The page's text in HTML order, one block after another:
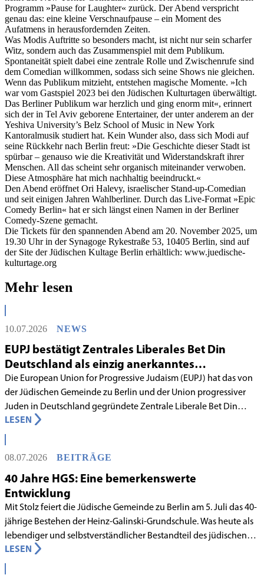
Programm »Pause for Laughter« zurück. Der Abend verspricht
genau das: eine kleine Verschnaufpause – ein Moment des
Aufatmens in herausfordernden Zeiten.
Was Modis Auftritte so besonders macht, ist nicht nur sein scharfer
Witz, sondern auch das Zusammenspiel mit dem Publikum.
Spontaneität spielt dabei eine zentrale Rolle und Zwischenrufe sind
dem Comedian willkommen, sodass sich seine Shows nie gleichen.
Wenn das Publikum mitzieht, entstehen magische Momente. »Ich
war vom Gastspiel 2023 bei den Jüdischen Kulturtagen überwältigt.
Das Berliner Publikum war herzlich und ging enorm mit«, erinnert
sich der in Tel Aviv geborene Entertainer, der unter anderem an der
Yeshiva University’s Belz School of Music in New York
Kantoralmusik studiert hat. Kein Wunder also, dass sich Modi auf
seine Rückkehr nach Berlin freut: »Die Geschichte dieser Stadt ist
spürbar – genauso wie die Kreativität und Widerstandskraft ihrer
Menschen. All das scheint sehr organisch miteinander verwoben.
Diese Atmosphäre hat mich nachhaltig beeindruckt.«
Den Abend eröffnet Ori Halevy, israelischer Stand-up-Comedian
und seit einigen Jahren Wahlberliner. Durch das Live-Format »Epic
Comedy Berlin« hat er sich längst einen Namen in der Berliner
Comedy-Szene gemacht.
Die Tickets für den spannenden Abend am 20. November 2025, um
19.30 Uhr in der Synagoge Rykestraße 53, 10405 Berlin, sind auf
der Site der Jüdischen Kultage Berlin erhältlich: www.juedische-
kulturtage.org
Mehr lesen
10.07.2026 NEWS
EUPJ bestätigt Zentrales Liberales Bet Din
Deutschland als einzig anerkanntes
liberales Rabbinatsgericht
Die European Union for Progressive Judaism (EUPJ) hat das von
der Jüdischen Gemeinde zu Berlin und der Union progressiver
Juden in Deutschland gegründete Zentrale Liberale Bet Din
Deutschland mit Wirkung zum 1. Juni 2026 als anerkanntes
Rabbinatsgericht aufgenommen.
LESEN
08.07.2026 BEITRÄGE
40 Jahre HGS: Eine bemerkenswerte
Entwicklung
Mit Stolz feiert die Jüdische Gemeinde zu Berlin am 5. Juli das 40-
jährige Bestehen der Heinz-Galinski-Grundschule. Was heute als
lebendiger und selbstverständlicher Bestandteil des jüdischen
Lebens in Berlin gilt, begann in den 1980er-Jahren unter
schwierigen Voraussetzungen. Vor dem Hintergrund eines
LESEN